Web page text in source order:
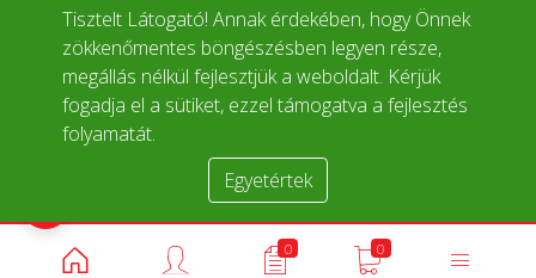
Tisztelt Látogató! Annak érdekében, hogy Önnek
zökkenőmentes böngészésben legyen része,
megállás nélkül fejlesztjük a weboldalt. Kérjük
fogadja el a sütiket, ezzel támogatva a fejlesztés
folyamatát.
Egyetértek
0
0
Termékek összehasonlítása